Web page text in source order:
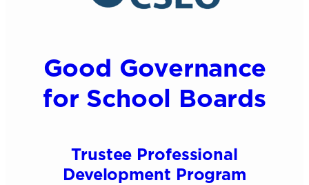
Good Governance
for School Boards
Trustee Professional
Development Program